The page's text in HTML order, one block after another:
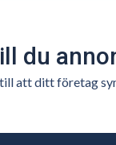
du
att ditt företag